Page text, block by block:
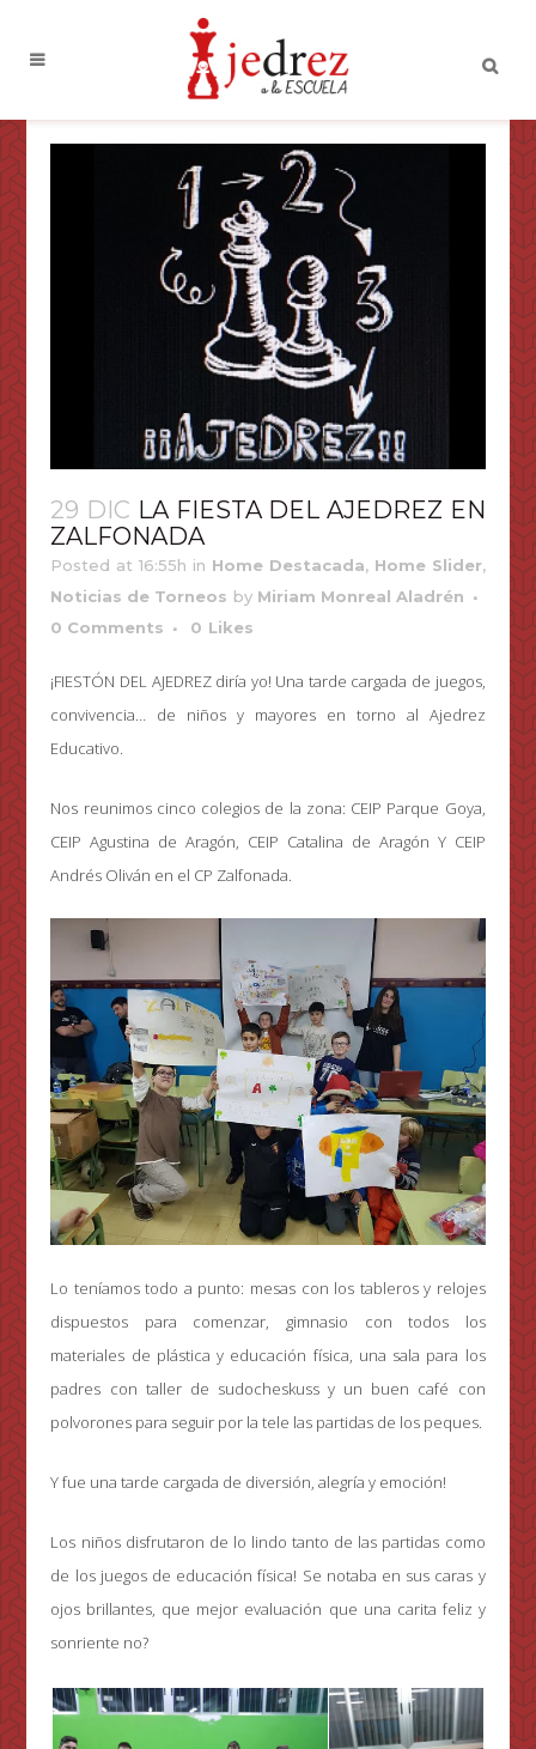
29 DIC LA FIESTA DEL AJEDREZ EN
ZALFONADA
Posted at 16:55h in Home Destacada, Home Slider,
Noticias de Torneos by Miriam Monreal Aladrén
0 Comments
0 Likes
¡FIESTÓN DEL AJEDREZ diría yo! Una tarde cargada de juegos,
convivencia… de niños y mayores en torno al Ajedrez
Educativo.
Nos reunimos cinco colegios de la zona: CEIP Parque Goya,
CEIP Agustina de Aragón, CEIP Catalina de Aragón Y CEIP
Andrés Oliván en el CP Zalfonada.
Lo teníamos todo a punto: mesas con los tableros y relojes
dispuestos para comenzar, gimnasio con todos los
materiales de plástica y educación física, una sala para los
padres con taller de sudocheskuss y un buen café con
polvorones para seguir por la tele las partidas de los peques.
Y fue una tarde cargada de diversión, alegría y emoción!
Los niños disfrutaron de lo lindo tanto de las partidas como
de los juegos de educación física! Se notaba en sus caras y
ojos brillantes, que mejor evaluación que una carita feliz y
sonriente no?